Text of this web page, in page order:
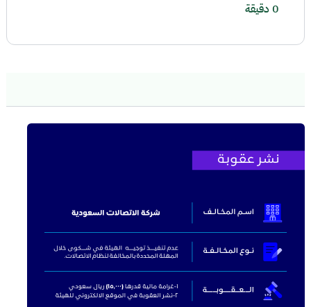
0 دقيقة